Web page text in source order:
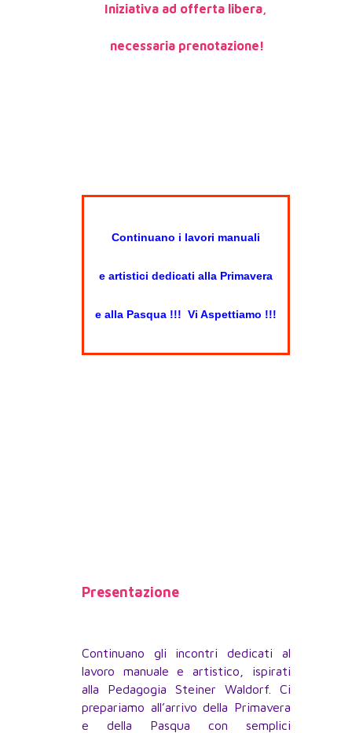
Iniziativa ad offerta libera,
necessaria prenotazione!
Continuano i lavori manuali
e artistici dedicati alla Primavera
e alla Pasqua !!! Vi Aspettiamo !!!
Presentazione
Continuano gli incontri dedicati al
lavoro manuale e artistico, ispirati
alla Pedagogia Steiner Waldorf. Ci
prepariamo all’arrivo della Primavera
e della Pasqua con semplici